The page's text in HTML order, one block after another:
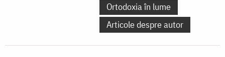
Ortodoxia în lume
Articole despre autor